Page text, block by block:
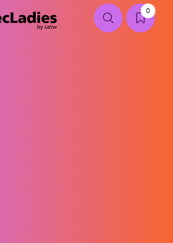
0